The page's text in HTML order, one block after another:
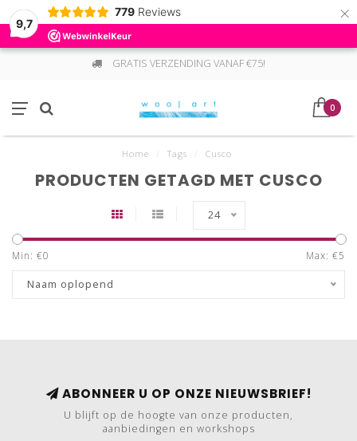
9,7
779 Reviews ×
GRATIS VERZENDING VANAF €75!
0
Home Tags Cusco
PRODUCTEN GETAGD MET CUSCO
24
Min: €0 Max: €5
Naam oplopend
ABONNEER U OP ONZE NIEUWSBRIEF!
U blijft op de hoogte van onze producten,
aanbiedingen en workshops